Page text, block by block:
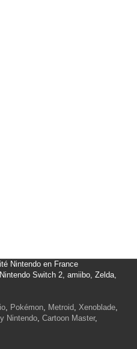
Nintendo en France
Switch 2, amiibo, Zelda,
, Pokémon, Metroid, Xenoblade,
Nintendo, Cartoon Master,